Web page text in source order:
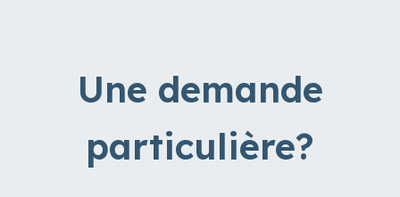
Une demande
particulière?